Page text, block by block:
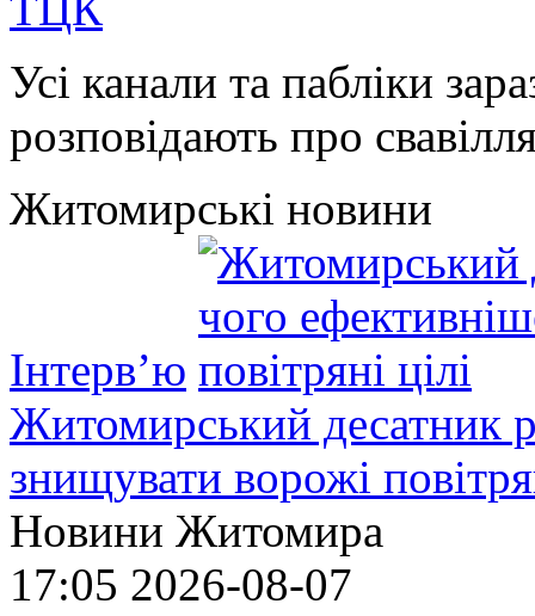
Усі канали та пабліки
розповідають про
Житомирські новини
Інтерв’ю
Житомирський десатник
знищувати ворожі
Новини Житомира
17:05 2026-08-07